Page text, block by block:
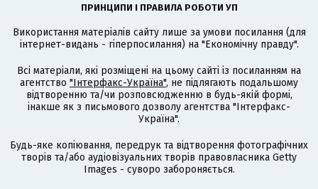
ПРИНЦИПИ І ПРАВИЛА РОБОТИ УП
Використання матеріалів сайту лише за умови посилання (для
інтернет-видань - гіперпосилання) на "Економічну правду".
Всі матеріали, які розміщені на цьому сайті із посиланням на
агентство "Інтерфакс-Україна", не підлягають подальшому
відтворенню та/чи розповсюдженню в будь-якій формі,
інакше як з письмового дозволу агентства "Інтерфакс-
Україна".
Будь-яке копіювання, передрук та відтворення фотографічних
творів та/або аудіовізуальних творів правовласника Getty
Images - суворо забороняється.